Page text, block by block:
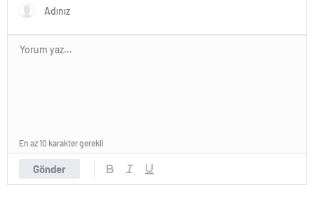
Gönder
En az 10 karakter gerekli